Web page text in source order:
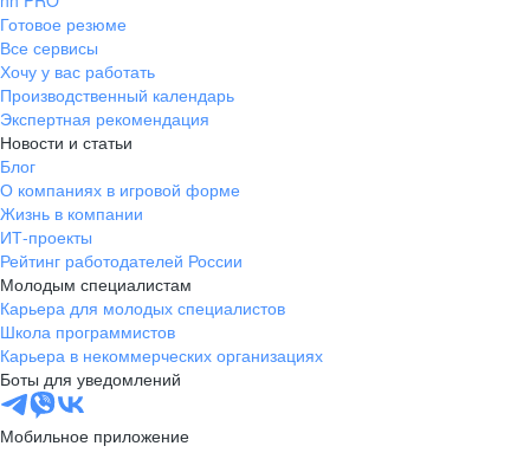
Готовое резюме
Все сервисы
Хочу у вас работать
Производственный календарь
Экспертная рекомендация
Новости и статьи
Блог
О компаниях в игровой форме
Жизнь в компании
ИТ-проекты
Рейтинг работодателей России
Молодым специалистам
Карьера для молодых специалистов
Школа программистов
Карьера в некоммерческих организациях
Боты для уведомлений
Мобильное приложение